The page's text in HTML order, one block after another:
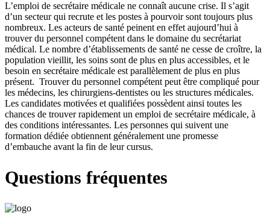
L’emploi de secrétaire médicale ne connaît aucune crise. Il s’agit
d’un secteur qui recrute et les postes à pourvoir sont toujours plus
nombreux. Les acteurs de santé peinent en effet aujourd’hui à
trouver du personnel compétent dans le domaine du secrétariat
médical. Le nombre d’établissements de santé ne cesse de croître, la
population vieillit, les soins sont de plus en plus accessibles, et le
besoin en secrétaire médicale est parallèlement de plus en plus
présent. Trouver du personnel compétent peut être compliqué pour
les médecins, les chirurgiens-dentistes ou les structures médicales.
Les candidates motivées et qualifiées possèdent ainsi toutes les
chances de trouver rapidement un emploi de secrétaire médicale, à
des conditions intéressantes. Les personnes qui suivent une
formation dédiée obtiennent généralement une promesse
d’embauche avant la fin de leur cursus.
Questions fréquentes